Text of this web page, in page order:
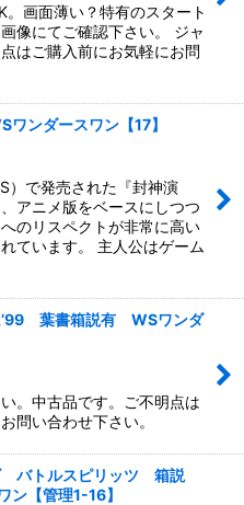
。画面薄い？特有のスタート
像にてご確認下さい。 ジャ
はご購入前にお気軽にお問
ンダースワン【17】
）で発売された『封神演
アニメ版をベースにしつつ
のリスペクトが非常に高い
ています。 主人公はゲーム
’99 葉書箱説有 WSワンダ
。中古品です。ご不明点は
問い合わせ下さい。
バトルスピリッツ 箱説
【管理1-16】